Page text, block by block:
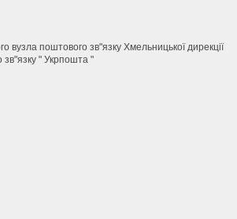
вузла поштового зв"язку Хмельницької дирекції
зв"язку " Укрпошта "